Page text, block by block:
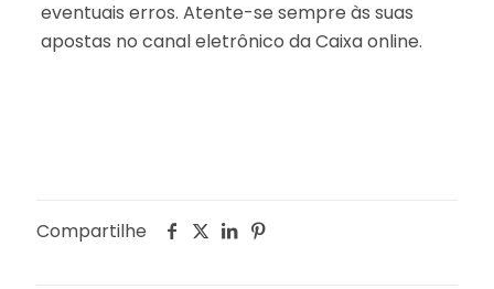
eventuais erros. Atente-se sempre às suas
apostas no canal eletrônico da Caixa online.
Compartilhe